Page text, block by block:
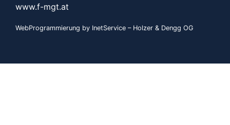
www.f-mgt.at
WebProgrammierung by InetService – Holzer & Dengg OG